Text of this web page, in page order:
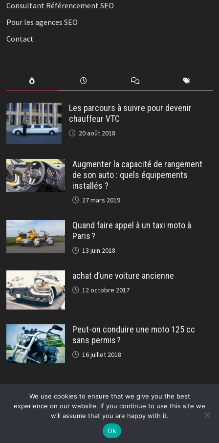
Consultant Référencement SEO
Pour les agences SEO
Contact
Les parcours à suivre pour devenir
chauffeur VTC
20 août 2018
Augmenter la capacité de rangement
de son auto : quels équipements
installés ?
27 mars 2019
Quand faire appel à un taxi moto à
Paris ?
13 juin 2018
achat d’une voiture ancienne
12 octobre 2017
Peut-on conduire une moto 125 cc
sans permis ?
16 juillet 2018
Copyright © 2026Auto passion, le magazine automobile et
WordPress
We use cookies to ensure that we give you the best
experience on our website. If you continue to use this site we
will assume that you are happy with it.
Ok